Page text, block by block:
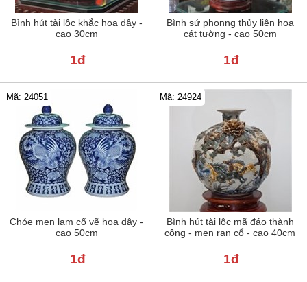
Bình hút tài lộc khắc hoa dây -
cao 30cm
1đ
Bình sứ phonng thủy liên hoa
cát tường - cao 50cm
1đ
Chóe men lam cổ vẽ hoa dây -
cao 50cm
Mã: 24051
1đ
Bình hút tài lộc mã đáo thành
công - men rạn cổ - cao 40cm
Mã: 24924
1đ